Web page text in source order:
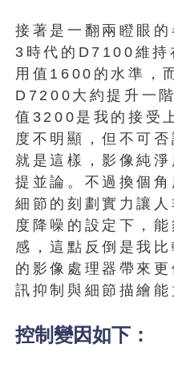
接著是一翻兩瞪眼
3時代的D7100維
用值1600的水準，
D7200大約提升一
值3200是我的接受
度不明顯，但不可
就是這樣，影像純
提並論。不過換個
細節的刻劃實力讓
度降噪的設定下，
感，這點反倒是我
的影像處理器帶來
訊抑制與細節描繪能
控制變因如下：